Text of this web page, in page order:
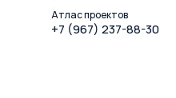
+7 (967) 237-88-30
Атлас проектов